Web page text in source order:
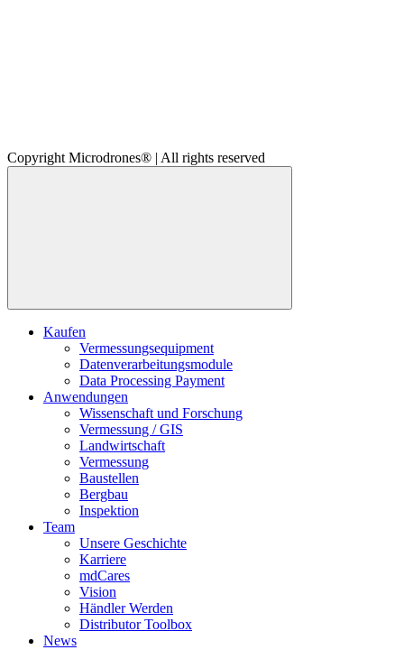
Copyright Microdrones® | All rights reserved
Kaufen
Vermessungsequipment
Datenverarbeitungsmodule
Data Processing Payment
Anwendungen
Wissenschaft und Forschung
Vermessung / GIS
Landwirtschaft
Vermessung
Baustellen
Bergbau
Inspektion
Team
Unsere Geschichte
Karriere
mdCares
Vision
Händler Werden
Distributor Toolbox
News